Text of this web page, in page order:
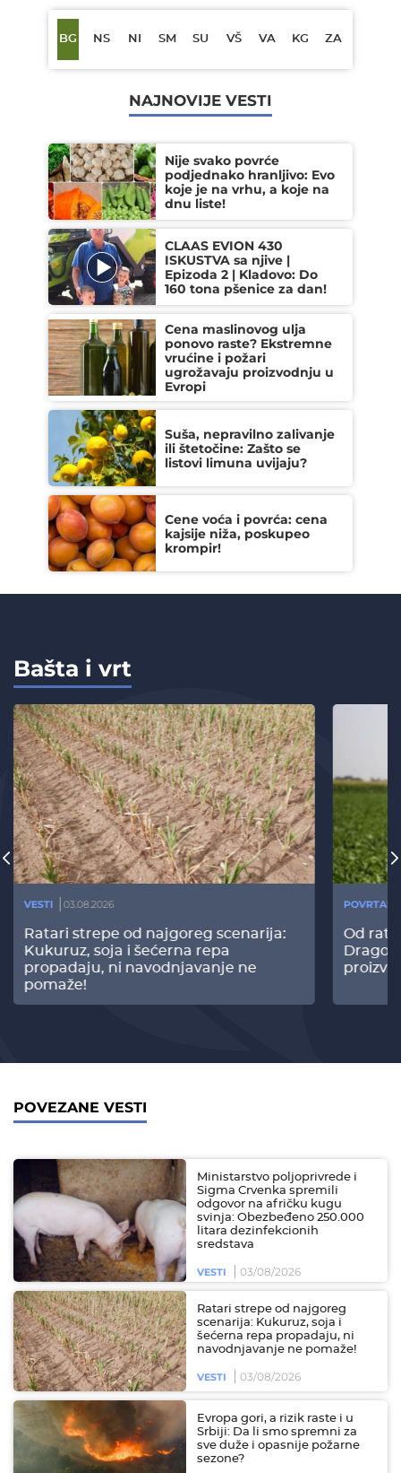
BG NS NI SM SU VŠ VA KG ZA
NAJNOVIJE VESTI
Nije svako povrće
podjednako hranljivo: Evo
koje je na vrhu, a koje na
dnu liste!
CLAAS EVION 430
ISKUSTVA sa njive |
Epizoda 2 | Kladovo: Do
160 tona pšenice za dan!
Cena maslinovog ulja
ponovo raste? Ekstremne
vrućine i požari
ugrožavaju proizvodnju u
Evropi
Suša, nepravilno zalivanje
ili štetočine: Zašto se
listovi limuna uvijaju?
Cene voća i povrća: cena
kajsije niža, poskupeo
krompir!
Bašta i vrt
VESTI 03.08.2026
Ratari strepe od najgoreg scenarija:
Kukuruz, soja i šećerna repa
propadaju, ni navodnjavanje ne
pomaže!
Od
POVEZANE VESTI
Ministarstvo poljoprivrede i
Sigma Crvenka spremili
odgovor na afričku kugu
svinja: Obezbeđeno 250.000
litara dezinfekcionih
sredstava
VESTI 03/08/2026
Ratari strepe od najgoreg
scenarija: Kukuruz, soja i
šećerna repa propadaju, ni
navodnjavanje ne pomaže!
VESTI 03/08/2026
Evropa gori, a rizik raste i u
Srbiji: Da li smo spremni za
sve duže i opasnije požarne
sezone?